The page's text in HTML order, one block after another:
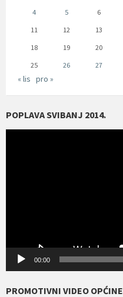
4
5 6
11
12 13
18
19 20
25
26 27
« lis pro »
POPLAVA SVIBANJ 2014.
00:00
PROMOTIVNI VIDEO OPĆINE